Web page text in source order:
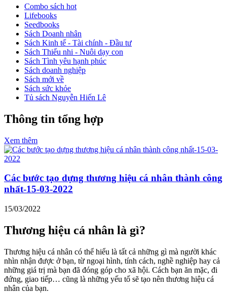
Combo sách hot
Lifebooks
Seedbooks
Sách Doanh nhân
Sách Kinh tế - Tài chính - Đầu tư
Sách Thiếu nhi - Nuôi dạy con
Sách Tình yêu hạnh phúc
Sách doanh nghiệp
Sách mới về
Sách sức khỏe
Tủ sách Nguyễn Hiến Lê
Thông tin tổng hợp
Xem thêm
Các bước tạo dựng thương hiệu cá nhân thành công
nhất-15-03-2022
15/03/2022
Thương hiệu cá nhân là gì?
Thương hiệu cá nhân có thể hiểu là tất cả những gì mà người khác
nhìn nhận được ở bạn, từ ngoại hình, tính cách, nghề nghiệp hay cả
những giá trị mà bạn đã đóng góp cho xã hội. Cách bạn ăn mặc, đi
đứng, giao tiếp… cũng là những yếu tố sẽ tạo nên thương hiệu cá
nhân của bạn.